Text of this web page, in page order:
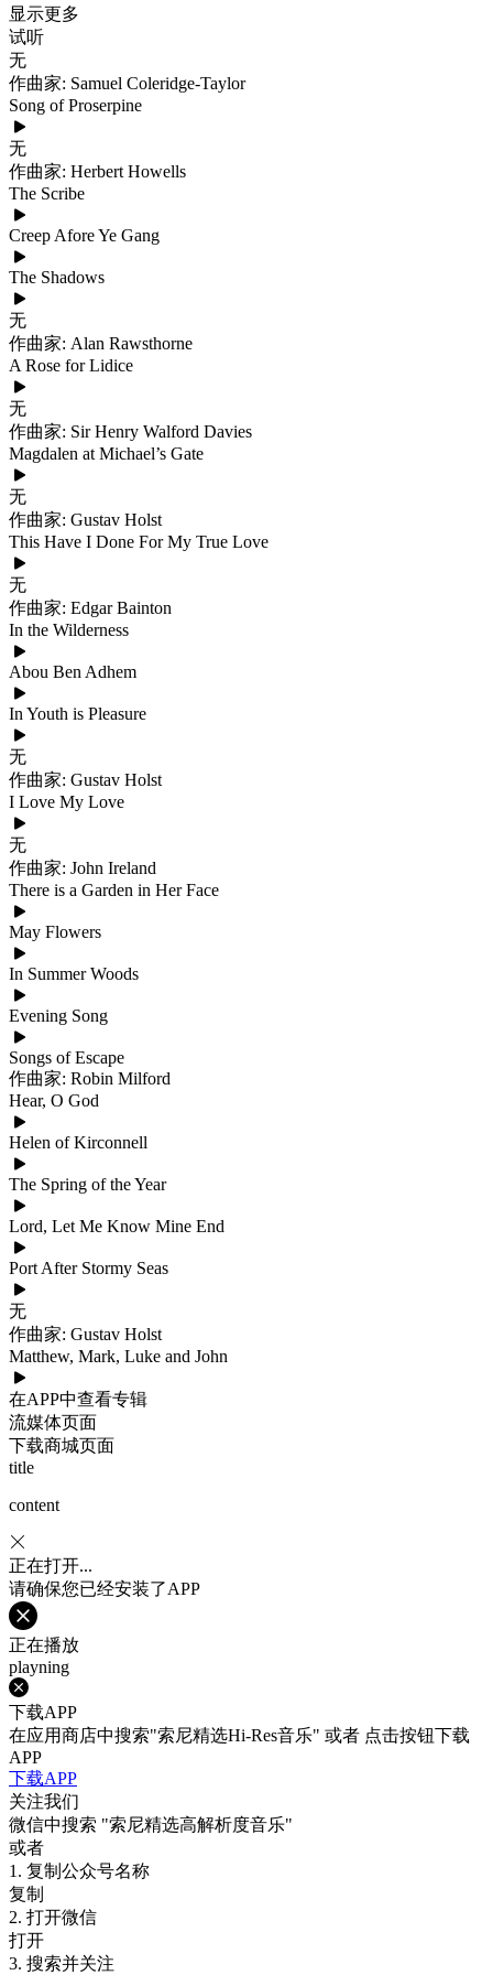
显示更多
试听
无
作曲家: Samuel Coleridge-Taylor
Song of Proserpine
无
作曲家: Herbert Howells
The Scribe
Creep Afore Ye Gang
The Shadows
无
作曲家: Alan Rawsthorne
A Rose for Lidice
无
作曲家: Sir Henry Walford Davies
Magdalen at Michael’s Gate
无
作曲家: Gustav Holst
This Have I Done For My True Love
无
作曲家: Edgar Bainton
In the Wilderness
Abou Ben Adhem
In Youth is Pleasure
无
作曲家: Gustav Holst
I Love My Love
无
作曲家: John Ireland
There is a Garden in Her Face
May Flowers
In Summer Woods
Evening Song
Songs of Escape
作曲家: Robin Milford
Hear, O God
Helen of Kirconnell
The Spring of the Year
Lord, Let Me Know Mine End
Port After Stormy Seas
无
作曲家: Gustav Holst
Matthew, Mark, Luke and John
在APP中查看专辑
流媒体页面
下载商城页面
title
content
正在打开...
请确保您已经安装了APP
正在播放
playning
下载APP
在应用商店中搜索"索尼精选Hi-Res音乐" 或者 点击按钮下载
APP
下载APP
关注我们
微信中搜索 "索尼精选高解析度音乐"
或者
1. 复制公众号名称
复制
2. 打开微信
打开
3. 搜索并关注